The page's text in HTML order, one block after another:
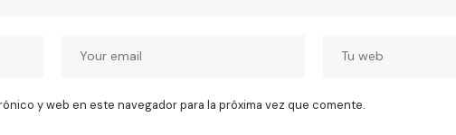
y web en este navegador para la próxima vez que comente.